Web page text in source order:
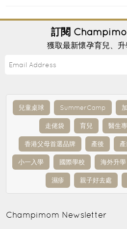
訂閱
獲取最新懷孕育兒、
兒童桌球 SummerCamp
走佬袋 育兒 醫生
香港父母首選品牌 產後
小一入學 國際學校 海外升學
濕疹 親子好去處
Champimom Newsletter